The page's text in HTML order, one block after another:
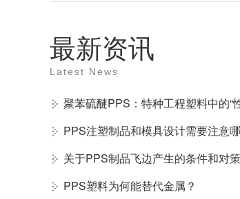
最新资讯
Latest News
聚苯硫醚PPS：特种工程塑料中的“
PPS注塑制品和模具设计需要注意
关于PPS制品飞边产生的条件和对策
PPS塑料为何能替代金属？